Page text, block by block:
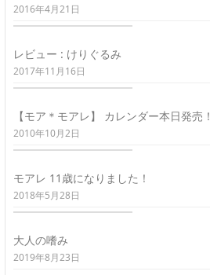
2016年4月21日
レビュー : けりぐるみ
2017年11月16日
【モア＊モアレ】 カレンダー本日発売！
2010年10月2日
モアレ 11歳になりました！
2018年5月28日
大人の嗜み
2019年8月23日